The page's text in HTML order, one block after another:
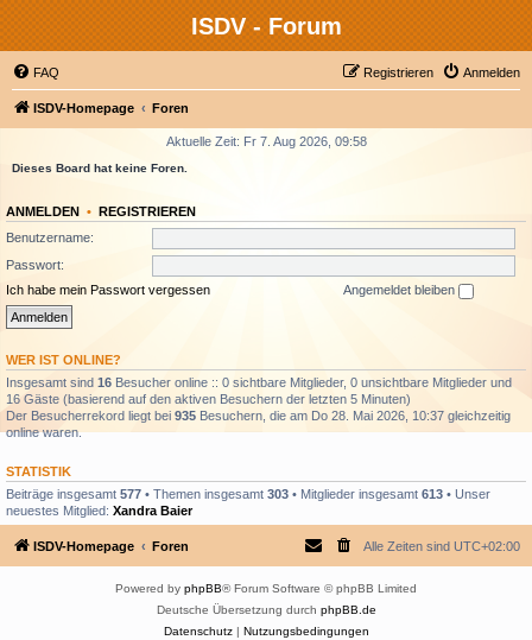
ISDV - Forum
FAQ Anmelden
Registrieren
ISDV-Homepage Foren
Aktuelle Zeit: Fr 7. Aug 2026, 09:58
Dieses Board hat keine Foren.
ANMELDEN • REGISTRIEREN
Benutzername:
Passwort:
Ich habe mein Passwort vergessen
Angemeldet bleiben
WER IST ONLINE?
Insgesamt sind 16 Besucher online :: 0 sichtbare Mitglieder, 0 unsichtbare Mitglieder und
16 Gäste (basierend auf den aktiven Besuchern der letzten 5 Minuten)
Der Besucherrekord liegt bei 935 Besuchern, die am Do 28. Mai 2026, 10:37 gleichzeitig
online waren.
STATISTIK
Beiträge insgesamt 577 • Themen insgesamt 303 • Mitglieder insgesamt 613 • Unser
neuestes Mitglied: Xandra Baier
ISDV-Homepage Foren Alle Zeiten sind UTC+02:00
Powered by phpBB® Forum Software © phpBB Limited
Deutsche Übersetzung durch phpBB.de
Datenschutz| Nutzungsbedingungen